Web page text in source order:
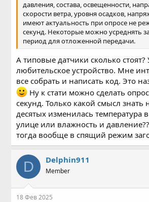
давления, состава, освещенности,
скорости ветра, уровня осадков,
имеют актуальность при опросе не
секунд. Некоторые можно усреднять
период для отложенной передачи.
А типовые датчики сколько стоят?
любительское устройство. Мне
все собрать и написать код. Это
Ну к стати можно сделать
секунд. Только какой смысл знать
десятых изменилась температура
улице или влажность и
тогда вообще в спящий режим
D Delphin911
Member
18 Фев 2025